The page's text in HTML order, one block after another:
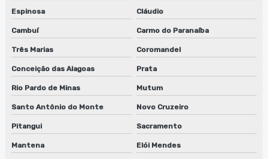
Reparo de lavadora de cilindros
Reparo de lavadora de cilindros em jundiaí
Reparo de lavadora de cilindros em sp
Reparo de lavadora de peças biodegradáveis
Reparo de lavadora de peças biodegradáveis em sp
Espinosa Cláudio
Cambuí Carmo do Paranaíba
Três Marias Coromandel
Conceição das Alagoas Prata
Rio Pardo de Minas Mutum
Santo Antônio do Monte Novo Cruzeiro
Pitangui Sacramento
Mantena Elói Mendes